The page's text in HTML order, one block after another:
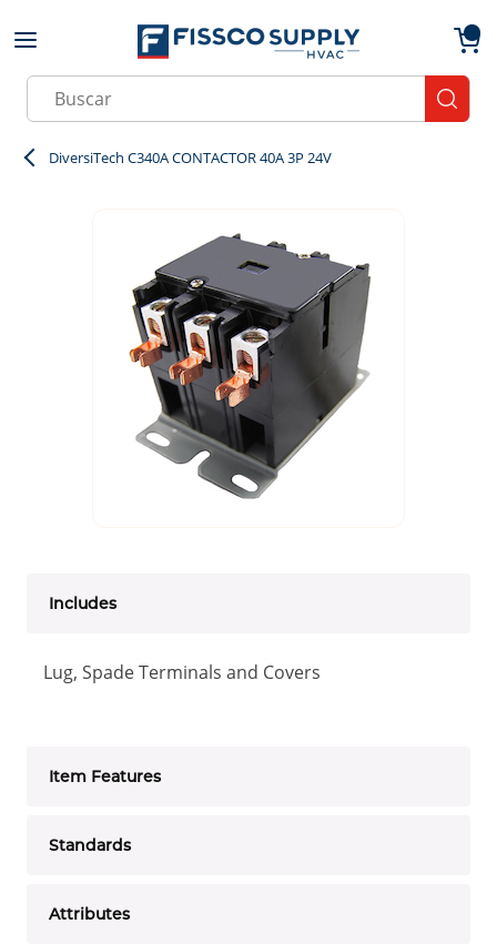
Skip to main content
Site Search
DiversiTech C340A CONTACTOR 40A 3P 24V
Includes
Lug, Spade Terminals and Covers
Item Features
Standards
Attributes